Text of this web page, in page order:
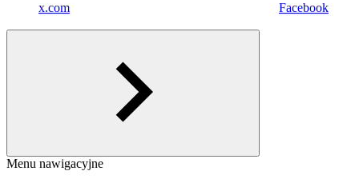
x.com Facebook
Menu nawigacyjne